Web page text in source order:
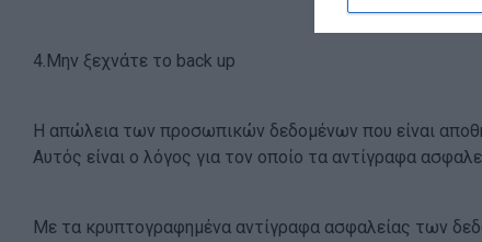
4.Μην ξεχνάτε το back up
Η απώλεια των προσωπικών δεδομένων που είναι
Αυτός είναι ο λόγος για τον οποίο τα αντίγραφα
Με τα κρυπτογραφημένα αντίγραφα ασφαλείας των